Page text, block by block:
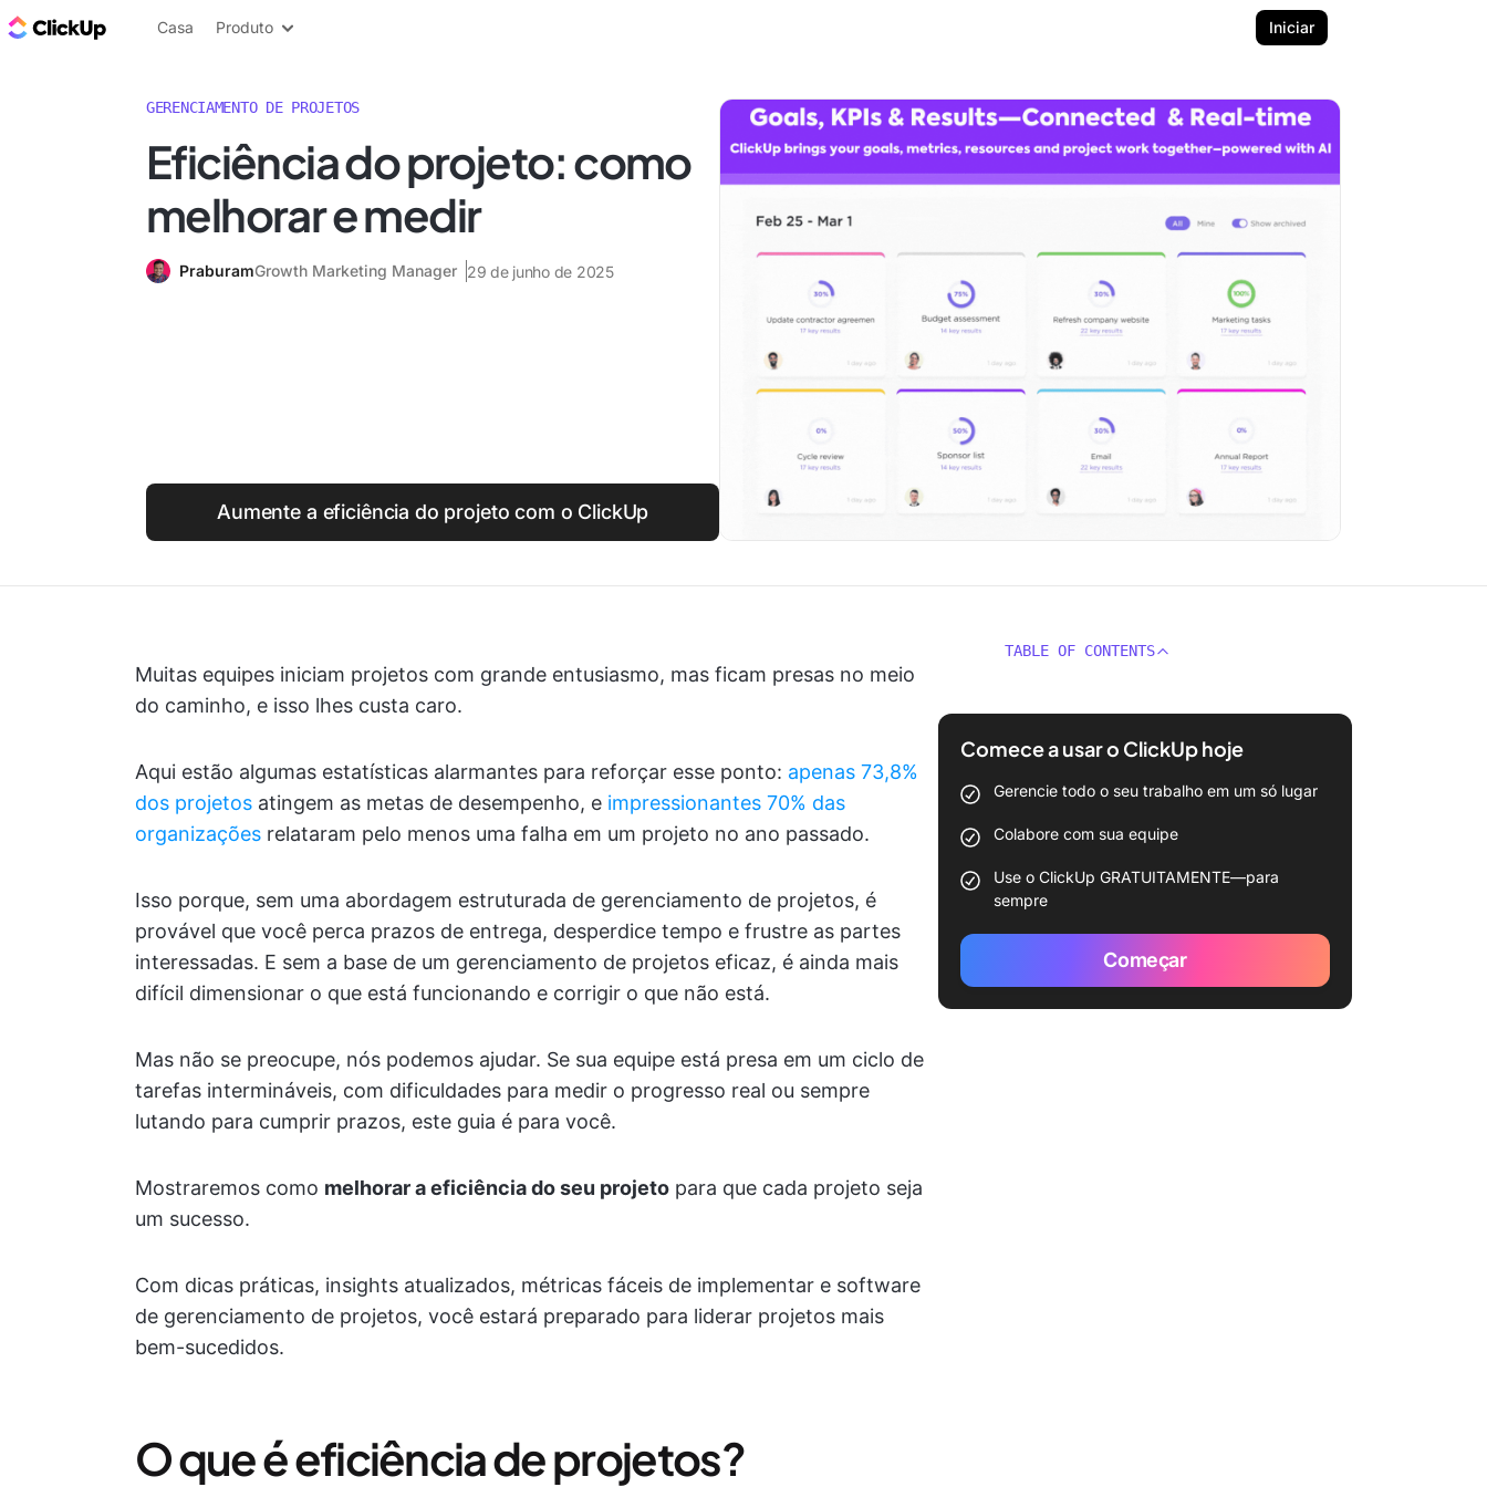
ClickUp Blogue
Casa Produto Iniciar
GERENCIAMENTO DE PROJETOS
Eficiência do projeto: como
melhorar e medir
PraburamGrowth Marketing Manager 29 de junho de 2025
Aumente a eficiência do projeto com o ClickUp
Muitas equipes iniciam projetos com grande entusiasmo, mas ficam presas no meio
do caminho, e isso lhes custa caro.
Aqui estão algumas estatísticas alarmantes para reforçar esse ponto: apenas 73,8%
dos projetos atingem as metas de desempenho, e impressionantes 70% das
organizações relataram pelo menos uma falha em um projeto no ano passado.
Isso porque, sem uma abordagem estruturada de gerenciamento de projetos, é
provável que você perca prazos de entrega, desperdice tempo e frustre as partes
interessadas. E sem a base de um gerenciamento de projetos eficaz, é ainda mais
difícil dimensionar o que está funcionando e corrigir o que não está.
Mas não se preocupe, nós podemos ajudar. Se sua equipe está presa em um ciclo de
tarefas intermináveis, com dificuldades para medir o progresso real ou sempre
lutando para cumprir prazos, este guia é para você.
Mostraremos como melhorar a eficiência do seu projeto para que cada projeto seja
um sucesso.
Com dicas práticas, insights atualizados, métricas fáceis de implementar e software
de gerenciamento de projetos, você estará preparado para liderar projetos mais
bem-sucedidos.
O que é eficiência de projetos?
TABLE OF CONTENTS
Comece a usar o ClickUp hoje
Gerencie todo o seu trabalho em um só lugar
Colabore com sua equipe
Use o ClickUp GRATUITAMENTE—para
sempre
Começar